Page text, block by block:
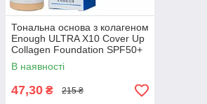
Тональна основа з колагеном
Enough ULTRA X10 Cover Up
Collagen Foundation SPF50+
PA+++ No13 (100 g)
В наявності
47,30 ₴ 215 ₴